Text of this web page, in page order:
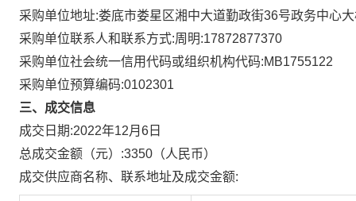
采购单位地址:娄底市娄星区湘中大道勤政街36号政务中心
采购单位联系人和联系方式:周明:17872877370
采购单位社会统一信用代码或组织机构代码:MB1755122
采购单位预算编码:0102301
三、成交信息
成交日期:2022年12月6日
总成交金额（元）:3350 （人民币）
成交供应商名称、联系地址及成交金额: